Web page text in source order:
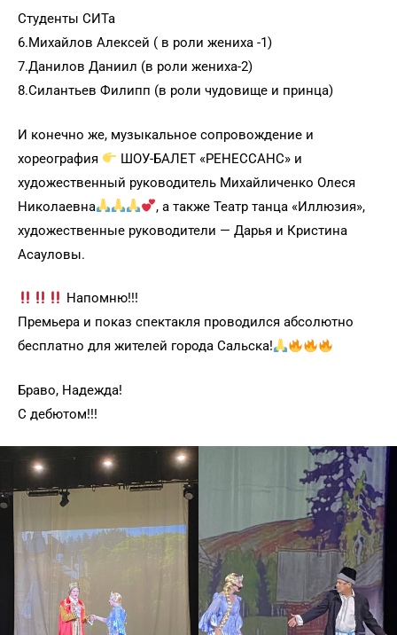
Студенты СИТа
6.Михайлов Алексей ( в роли жениха -1)
7.Данилов Даниил (в роли жениха-2)
8.Силантьев Филипп (в роли чудовище и принца)
И конечно же, музыкальное сопровождение и
хореография
ШОУ-БАЛЕТ «РЕНЕССАНС» и
художественный руководитель Михайличенко Олеся
Николаевна
, а также Театр танца «Иллюзия»,
художественные руководители — Дарья и Кристина
Асауловы.
Напомню!!!
Премьера и показ спектакля проводился абсолютно
бесплатно для жителей города Сальска!
Браво, Надежда!
С дебютом!!!